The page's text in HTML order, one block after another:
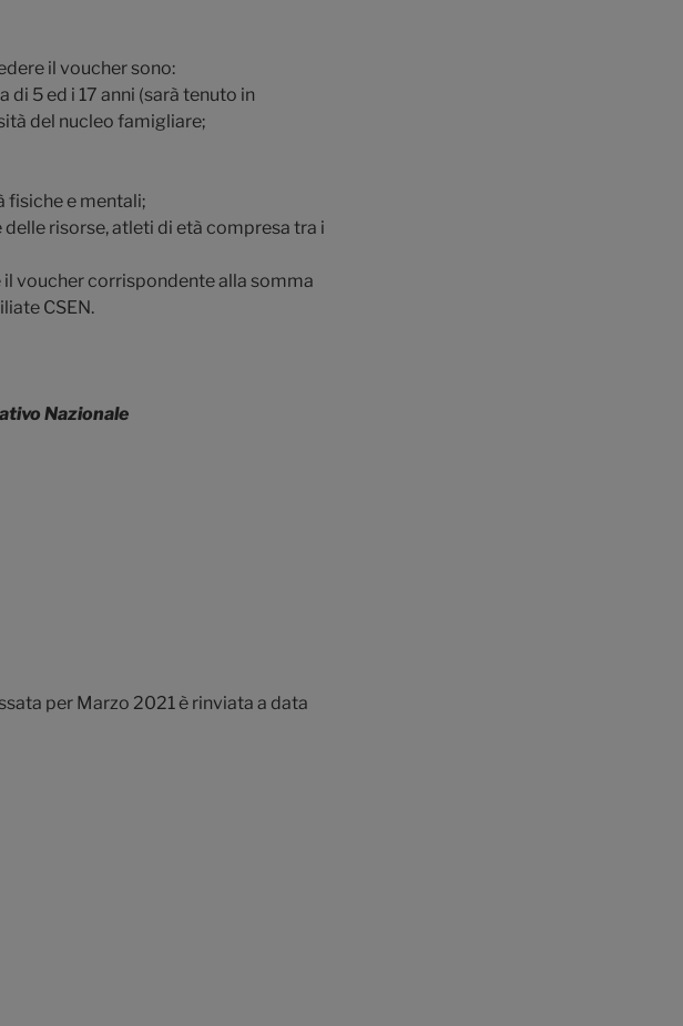
il voucher sono:
5 ed i 17 anni (sarà tenuto in
del nucleo famigliare;
fisiche e mentali;
risorse, atleti di età compresa tra i
voucher corrispondente alla somma
CSEN.
Nazionale
per Marzo 2021 è rinviata a data